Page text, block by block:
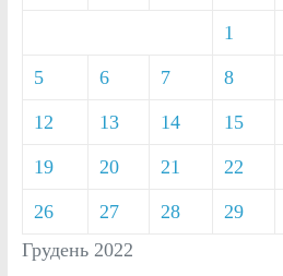
Грудень 2022
1
5 6 7 8
12 13 14 15
19 20 21 22
26 27 28 29